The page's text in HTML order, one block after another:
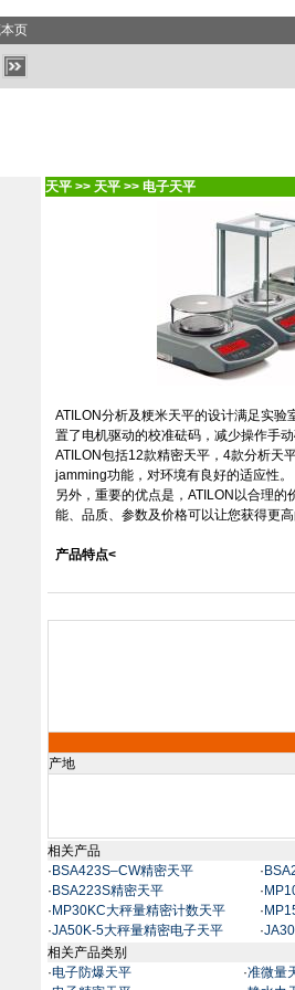
页
天平 >> 天平 >> 电子天平
ATILON分析及粳米天平的设计满足实验
置了电机驱动的校准砝码，减少操作手
ATILON包括12款精密天平，4款分析天
jamming功能，对环境有良好的适应性。
另外，重要的优点是，ATILON 以合理的
能、品质、参数及价格可以让您获得更高
产品特点<
产地
相关产品
· BSA423S–CW精密天平 ·
· BSA223S精密天平 ·
· MP30KC大秤量精密计数天平 ·
·JA50K-5大秤量精密电子天平 ·
相关产品类别
·电子防爆天平 ·准微量